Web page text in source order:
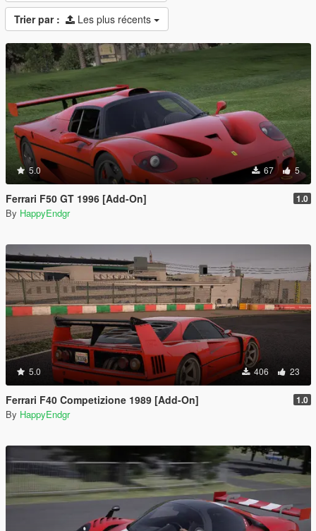
Trier par : Les plus récents
5.0 67 5
Ferrari F50 GT 1996 [Add-On] 1.0
By HappyEndgr
5.0 406 23
Ferrari F40 Competizione 1989 [Add-On] 1.0
By HappyEndgr